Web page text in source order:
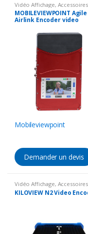
Vidéo Affichage, Accessoires
vidéo, Encodeur vidéo
MOBILEVIEWPOINT Agile
Airlink Encoder video
Mobileviewpoint
Demander un devis
Vidéo Affichage, Accessoires
vidéo,Encodeur vidéo
KILOVIEW N2 Video